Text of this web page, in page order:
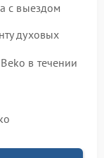
с выездом
духовых
в течении